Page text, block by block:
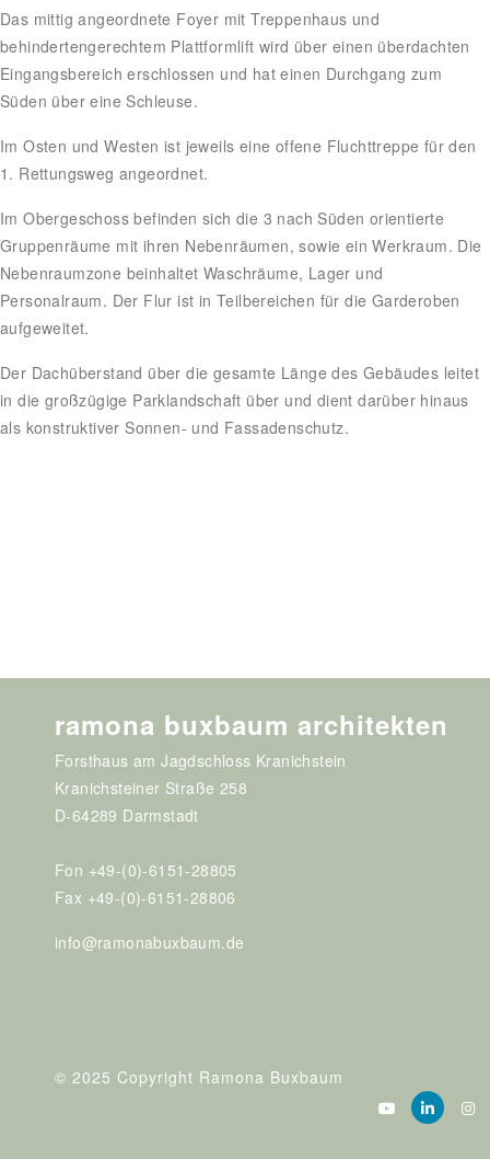
Das mittig angeordnete Foyer mit Treppenhaus und
behindertengerechtem Plattformlift wird über einen überdachten
Eingangsbereich erschlossen und hat einen Durchgang zum
Süden über eine Schleuse.
Im Osten und Westen ist jeweils eine offene Fluchttreppe für den
1. Rettungsweg angeordnet.
Im Obergeschoss befinden sich die 3 nach Süden orientierte
Gruppenräume mit ihren Nebenräumen, sowie ein Werkraum. Die
Nebenraumzone beinhaltet Waschräume, Lager und
Personalraum. Der Flur ist in Teilbereichen für die Garderoben
aufgeweitet.
Der Dachüberstand über die gesamte Länge des Gebäudes leitet
in die großzügige Parklandschaft über und dient darüber hinaus
als konstruktiver Sonnen- und Fassadenschutz.
ramona buxbaum architekten
Forsthaus am Jagdschloss Kranichstein
Kranichsteiner Straße 258
D-64289 Darmstadt
Fon +49-(0)-6151-28805
Fax +49-(0)-6151-28806
info@ramonabuxbaum.de
© 2025 Copyright Ramona Buxbaum